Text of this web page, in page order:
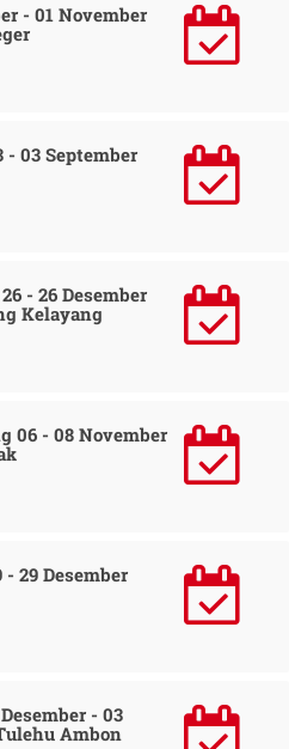
- 01 November
- 03 September
- 26 Desember
Kelayang
06 - 08 November
29 Desember
- 03
Ambon